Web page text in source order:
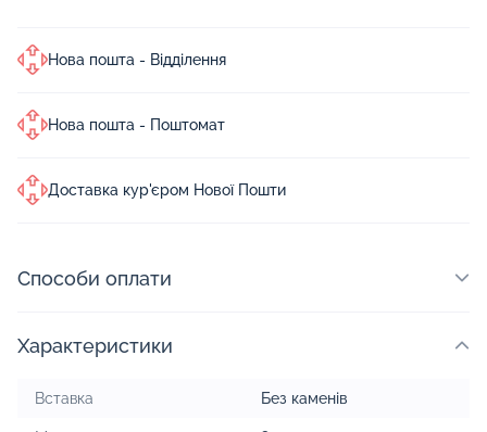
Нова пошта - Відділення
Нова пошта - Поштомат
Доставка кур'єром Нової Пошти
Способи оплати
Характеристики
Вставка Без каменів